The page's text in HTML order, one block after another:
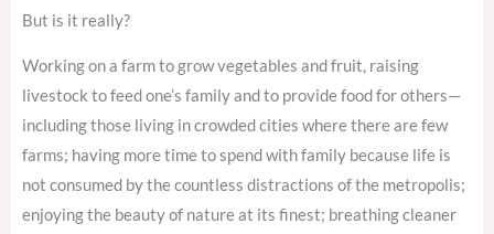
But is it really?
Working on a farm to grow vegetables and fruit, raising
livestock to feed one’s family and to provide food for others—
including those living in crowded cities where there are few
farms; having more time to spend with family because life is
not consumed by the countless distractions of the metropolis;
enjoying the beauty of nature at its finest; breathing cleaner